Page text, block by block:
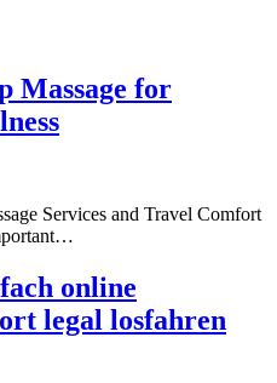
Massage for
Services and Travel Comfort
online
legal losfahren